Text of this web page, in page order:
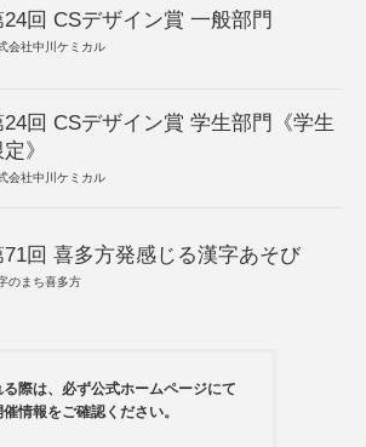
24回 CSデザイン賞 一般部門
会社中川ケミカル
24回 CSデザイン賞 学生部門《学生
》
会社中川ケミカル
71回 喜多方発感じる漢字あそび
のまち喜多方
る際は、必ず公式ホームページにて
情報をご確認ください。